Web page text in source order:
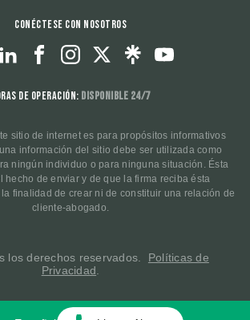
Conéctese con nosotros
de operación: Disponible 24/7
sitio de internet es para propósitos informativos
información del sitio debe ser utilizada como
ningún individuo o para ninguna situación. Ésta
hecho de enviar y de que la firma reciba ésta
finalidad de crear ni de constituir una relación de
cliente-abogado.
los derechos reservados. Políticas de
Privacidad